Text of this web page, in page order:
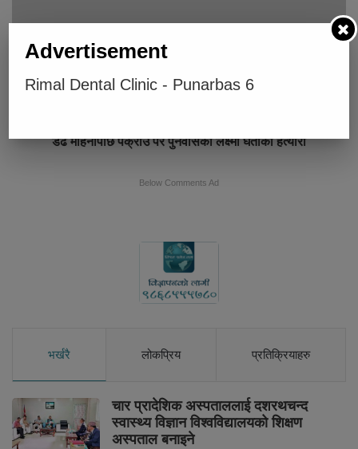
डेढ महिनापछि पक्राउ परे पुनर्वासकी लक्ष्मी घर्तीको हत्यारा
Below Comments Ad
भर्खरै लोकप्रिय प्रतिक्रियाहरु
चार प्रादेशिक अस्पताललाई दशरथचन्द
स्वास्थ्य विज्ञान विश्वविद्यालयको शिक्षण
अस्पताल बनाइने
Advertisement
Rimal Dental Clinic - Punarbas 6